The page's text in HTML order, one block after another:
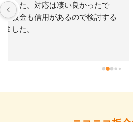
車のサイドシルを擦ってしまい
キレイに仕上げてもらえたので
あればまた利用させてもらいた